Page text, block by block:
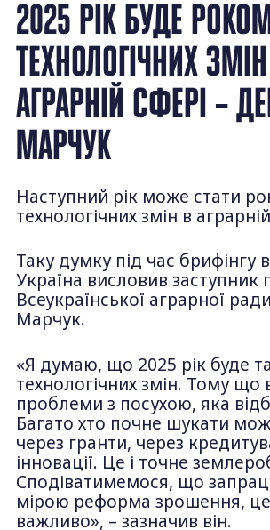
2025 РІК БУДЕ РОКОМ
ТЕХНОЛОГІЧНИХ
АГРАРНІЙ СФЕРІ –
МАРЧУК
Наступний рік може стати
технологічних змін в
Таку думку під час брифінгу
Україна висловив заступник
Всеукраїнської аграрної
Марчук.
«Я думаю, що 2025 рік буде
технологічних змін. Тому що
проблеми з посухою, яка
Багато хто почне шукати
через гранти, через
інновації. Це і точне
Сподіватимемося, що
мірою реформа зрошення,
важливо», – зазначив він.